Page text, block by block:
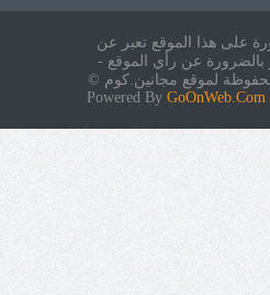
على هذا الموقع تعبر عن
بالضرورة عن رأي الموقع -
لموقع مجانين.كوم ©
Powered By GoOnWeb.Com